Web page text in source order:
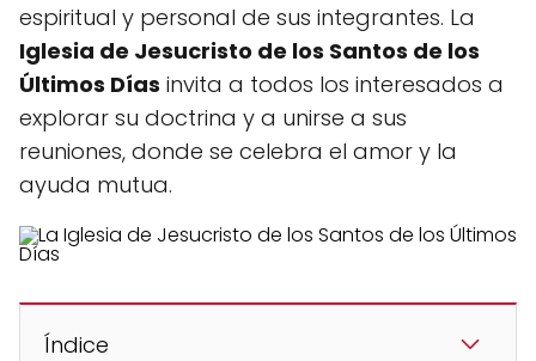
espiritual y personal de sus integrantes. La
Iglesia de Jesucristo de los Santos de los
Últimos Días invita a todos los interesados a
explorar su doctrina y a unirse a sus
reuniones, donde se celebra el amor y la
ayuda mutua.
Índice